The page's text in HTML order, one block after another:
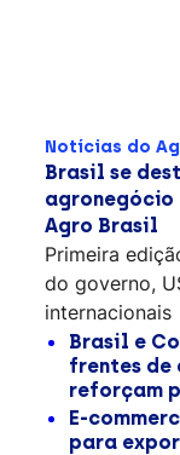
Notícias do
Brasil se
agronegócio
Agro Brasil
Primeira
do governo,
internacionais
Brasil e
frentes de
reforçam
E-
para